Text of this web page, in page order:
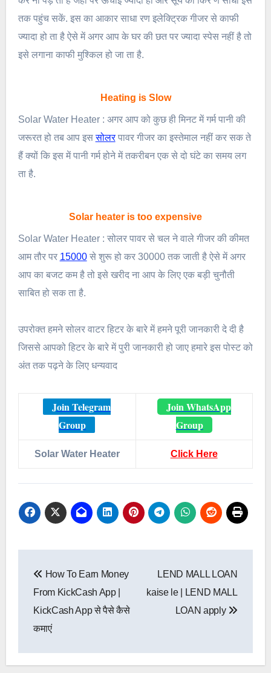
तक पहुंच सकें. इस का आकार साधा रण इलेक्ट्रिक गीजर से काफी
ज्यादा हो ता है ऐसे में अगर आप के घर की छत पर ज्यादा स्पेस नहीं है तो
इसे लगाना काफी मुश्किल हो जा ता है.
Heating is Slow
Solar Water Heater : अगर आप को कुछ ही मिनट में गर्म पानी की
जरूरत हो तब आप इससोलरपावर गीजर का इस्तेमाल नहीं कर सक ते
हैं क्यों कि इस में पानी गर्म होने में तकरीबन एक से दो घंटे का समय लग
ता है.
Solar heater is too expensive
Solar Water Heater : सोलर पावर से चल ने वाले गीजर की कीमत
आम तौर पर 15000से शुरू हो कर 30000 तक जाती है ऐसे में अगर
आप का बजट कम है तो इसे खरीद ना आप के लिए एक बड़ी चुनौती
साबित हो सक ता है.
उपरोक्त हमने सोलर वाटर हिटर के बारे में हमने पूरी जानकारी दे दी है
जिससे आपको हिटर के बारे में पुरी जानकारी हो जाए हमारे इस पोस्ट को
अंत तक पढ़ने के लिए धन्यवाद
Join Telegram
Group
Join WhatsApp
Group
Solar Water Heater Click Here
navigation
How To Earn Money
From KickCash App |
KickCash App से पैसे कैसे
कमाएं
LEND MALL LOAN
kaise le | LEND MALL
LOAN apply